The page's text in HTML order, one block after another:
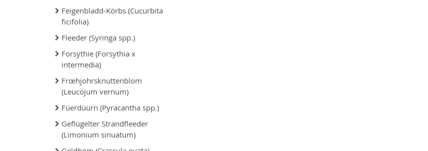
Feigenbladd-Körbs (Cucurbita
ficifolia)
Fleeder (Syringa spp.)
Forsythie (Forsythia x
intermedia)
Frœhjohrsknuttenblom
(Leucojum vernum)
Füerdüürn (Pyracantha spp.)
Geflügelter Strandfleeder
(Limonium sinuatum)